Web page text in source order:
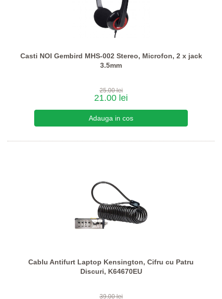
Casti NOI Gembird MHS-002 Stereo, Microfon, 2 x jack
3.5mm
25.00 lei
21.00 lei
Cablu Antifurt Laptop Kensington, Cifru cu Patru
Discuri, K64670EU
39.00 lei